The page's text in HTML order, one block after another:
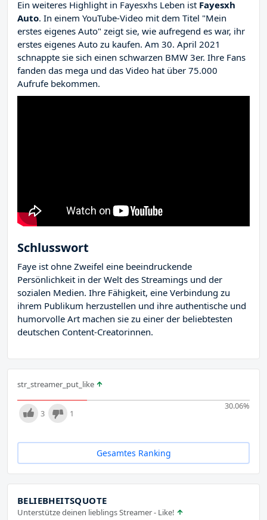
Ein weiteres Highlight in Fayesxhs Leben ist Fayesxh
Auto. In einem YouTube-Video mit dem Titel "Mein
erstes eigenes Auto" zeigt sie, wie aufregend es war, ihr
erstes eigenes Auto zu kaufen. Am 30. April 2021
schnappte sie sich einen schwarzen BMW 3er. Ihre Fans
fanden das mega und das Video hat über 75.000
Aufrufe bekommen.
Schlusswort
Faye ist ohne Zweifel eine beeindruckende
Persönlichkeit in der Welt des Streamings und der
sozialen Medien. Ihre Fähigkeit, eine Verbindung zu
ihrem Publikum herzustellen und ihre authentische und
humorvolle Art machen sie zu einer der beliebtesten
deutschen Content-Creatorinnen.
str_streamer_put_like
30.06%
3 1
Gesamtes Ranking
BELIEBHEITSQUOTE
Unterstütze deinen lieblings Streamer - Like!